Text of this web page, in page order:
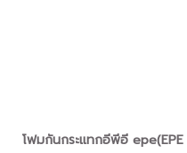
โฟมกันกระแทกอีพีอี